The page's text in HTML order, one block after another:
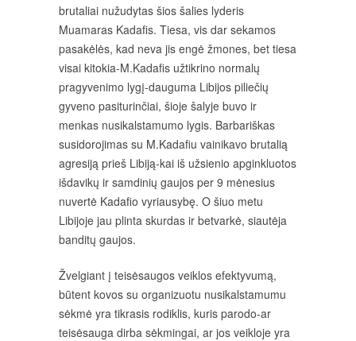
brutaliai nužudytas šios šalies lyderis
Muamaras Kadafis. Tiesa, vis dar sekamos
pasakėlės, kad neva jis engė žmones, bet tiesa
visai kitokia-M.Kadafis užtikrino normalų
pragyvenimo lygį-dauguma Libijos piliečių
gyveno pasiturinčiai, šioje šalyje buvo ir
menkas nusikalstamumo lygis. Barbariškas
susidorojimas su M.Kadafiu vainikavo brutalią
agresiją prieš Libiją-kai iš užsienio apginkluotos
išdavikų ir samdinių gaujos per 9 mėnesius
nuvertė Kadafio vyriausybę. O šiuo metu
Libijoje jau plinta skurdas ir betvarkė, siautėja
banditų gaujos.
Žvelgiant į teisėsaugos veiklos efektyvumą,
būtent kovos su organizuotu nusikalstamumu
sėkmė yra tikrasis rodiklis, kuris parodo-ar
teisėsauga dirba sėkmingai, ar jos veikloje yra